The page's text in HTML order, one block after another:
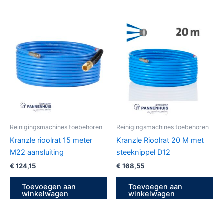
Reinigingsmachines toebehoren
Kranzle rioolrat 15 meter
M22 aansluiting
€ 124,15
Toevoegen aan
winkelwagen
Reinigingsmachines toebehoren
Kranzle Rioolrat 20 M met
steeknippel D12
€ 168,55
Toevoegen aan
winkelwagen